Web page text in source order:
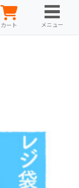
カート メニュー